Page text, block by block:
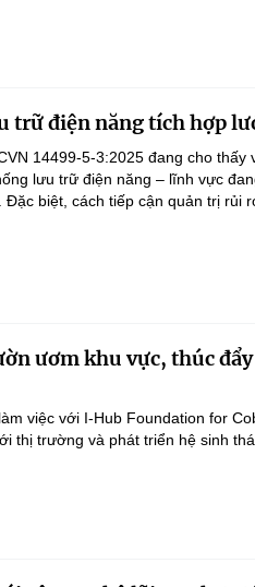
trữ điện năng tích hợp
14499-5-3:2025 đang cho thấy
lưu trữ điện năng – lĩnh vực
biệt, cách tiếp cận quản trị rủi
ươm khu vực, thúc
việc với I-Hub Foundation for
thị trường và phát triển hệ sinh